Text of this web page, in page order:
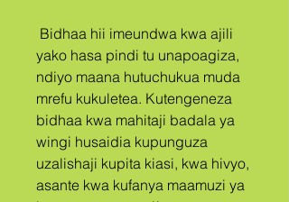
yako hasa pindi tu unapoagiza,
ndiyo maana hutuchukua muda
mrefu kukuletea. Kutengeneza
bidhaa kwa mahitaji badala ya
wingi husaidia kupunguza
uzalishaji kupita kiasi, kwa hivyo,
asante kwa kufanya maamuzi ya